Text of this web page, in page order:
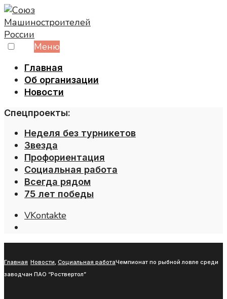
Skip
to
content
Меню
Главная
Об организации
Новости
Спецпроекты:
Неделя без турникетов
Звезда
Профориентация
Социальная работа
Всегда рядом
75 лет победы
VKontakte
Главная Новости, Социальная работаЧемпионат по рыбной ловле среди
заводчан ПАО “Роствертол”